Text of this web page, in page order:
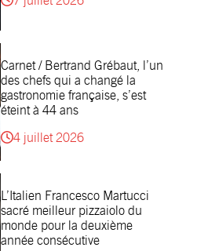
Carnet / Bertrand Grébaut, l’un
des chefs qui a changé la
gastronomie française, s’est
éteint à 44 ans
4 juillet 2026
L’Italien Francesco Martucci
sacré meilleur pizzaiolo du
monde pour la deuxième
année consécutive